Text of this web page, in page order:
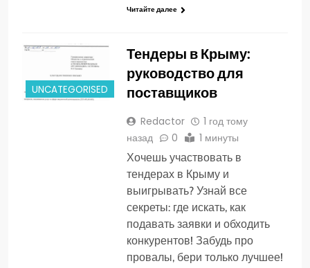
Читайте далее
UNCATEGORISED
Тендеры в Крыму:
руководство для
поставщиков
Redactor
1 год тому
назад
0 1 минуты
Хочешь участвовать в
тендерах в Крыму и
выигрывать? Узнай все
секреты: где искать, как
подавать заявки и обходить
конкурентов! Забудь про
провалы, бери только лучшее!